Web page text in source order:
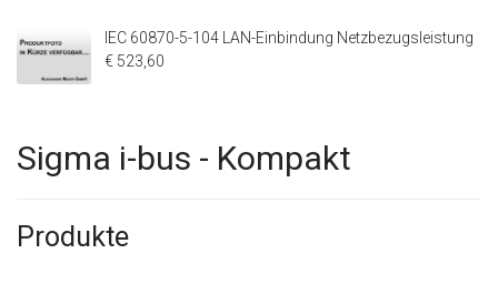
IEC 60870-5-104 LAN-Einbindung Netzbezugsleistung
€ 523,60
Sigma i-bus - Kompakt
Produkte